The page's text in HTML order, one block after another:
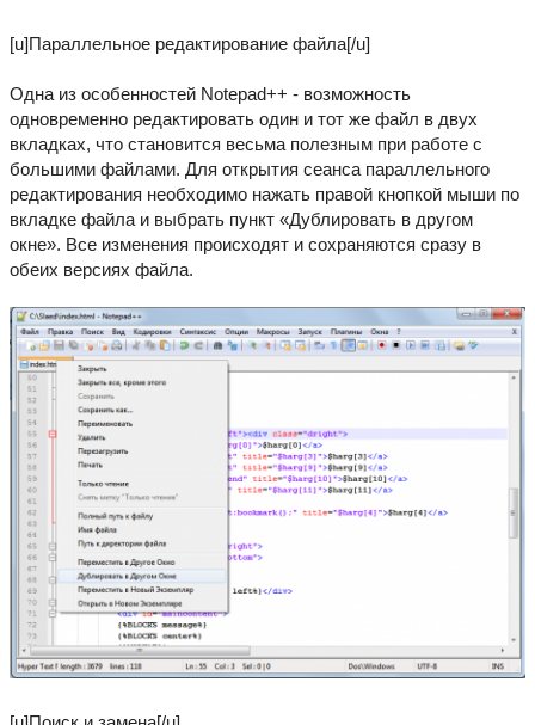
[u]Параллельное редактирование файла[/u]
Одна из особенностей Notepad++ - возможность
одновременно редактировать один и тот же файл в двух
вкладках, что становится весьма полезным при работе с
большими файлами. Для открытия сеанса параллельного
редактирования необходимо нажать правой кнопкой мыши по
вкладке файла и выбрать пункт «Дублировать в другом
окне». Все изменения происходят и сохраняются сразу в
обеих версиях файла.